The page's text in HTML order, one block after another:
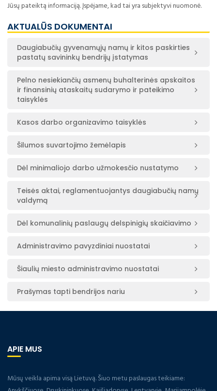
Jūsų pateiktą informaciją. Įspėjame, kad tai yra subjektyvi nuomonė.
AKTUALŪS DOKUMENTAI
Daugiabučių gyvenamųjų namų ir kitos paskirties
pastatų savininkų bendrijų įstatymas
Pelno nesiekiančių asmenų buhalterinės apskaitos
ir finansinių ataskaitų sudarymo ir pateikimo
taisyklės
Kasos darbo organizavimo taisyklės
Šilumos suvartojimo žemėlapis
Dėl minimaliojo darbo užmokesčio nustatymo
Teisės aktai, reglamentuojantys daugiabučių namų
valdymą
Dėl komunalinių paslaugų delspinigių skaičiavimo
Administravimo pavyzdiniai nuostatai
Šiaulių miesto administravimo nuostatai
Prašymas tapti bendrijos nariu
APIE MUS
Mūsų veikla apima visą Lietuvą. Šiuo metu paslaugas teikiame: